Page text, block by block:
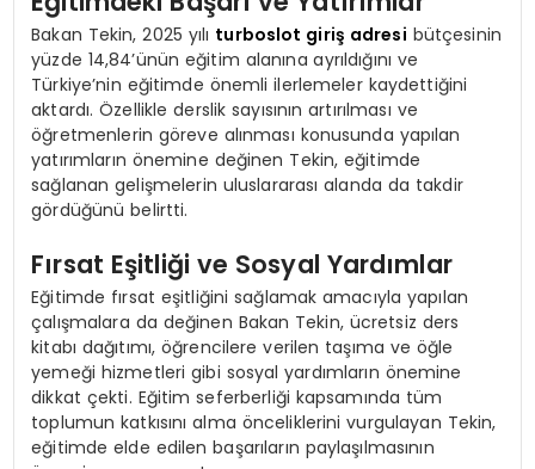
Bakan Tekin, 2025 yılı turboslot giriş adresi bütçesinin
yüzde 14,84’ünün eğitim alanına ayrıldığını ve
Türkiye’nin eğitimde önemli ilerlemeler kaydettiğini
aktardı. Özellikle derslik sayısının artırılması ve
öğretmenlerin göreve alınması konusunda yapılan
yatırımların önemine değinen Tekin, eğitimde
sağlanan gelişmelerin uluslararası alanda da takdir
gördüğünü belirtti.
Fırsat Eşitliği ve Sosyal Yardımlar
Eğitimde fırsat eşitliğini sağlamak amacıyla yapılan
çalışmalara da değinen Bakan Tekin, ücretsiz ders
kitabı dağıtımı, öğrencilere verilen taşıma ve öğle
yemeği hizmetleri gibi sosyal yardımların önemine
dikkat çekti. Eğitim seferberliği kapsamında tüm
toplumun katkısını alma önceliklerini vurgulayan Tekin,
eğitimde elde edilen başarıların paylaşılmasının